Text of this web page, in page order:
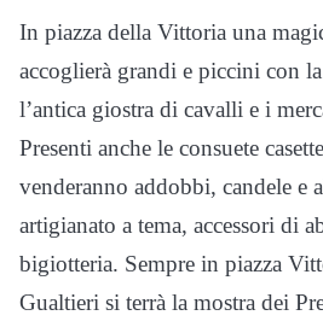
In piazza della Vittoria una
accoglierà grandi e piccini con
l’antica giostra di cavalli e i
Presenti anche le consuete
venderanno addobbi, candele e
artigianato a tema, accessori di
bigiotteria. Sempre in piazza
Gualtieri si terrà la mostra dei